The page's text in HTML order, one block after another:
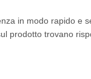
in modo rapido e
prodotto trovano